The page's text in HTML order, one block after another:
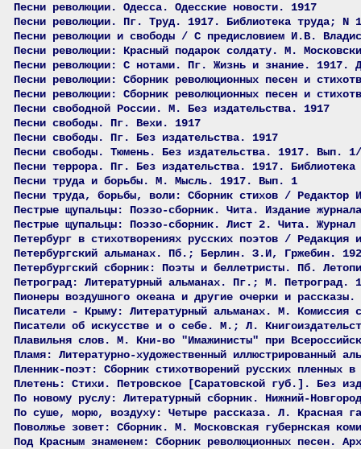
Песни революции. Одесса. Одесские новости. 1917
Песни революции. Пг. Труд. 1917. Библиотека труда; N 1
Песни революции и свободы / С предисловием И.В.
Песни революции: Красный подарок солдату. М.
Песни революции: С нотами. Пг. Жизнь и знание. 1917.
Песни революции: Сборник революционных песен и
Песни революции: Сборник революционных песен и
Песни свободной России. М. Без издательства. 1917
Песни свободы. Пг. Вехи. 1917
Песни свободы. Пг. Без издательства. 1917
Песни свободы. Тюмень. Без издательства. 1917. Вып.
Песни террора. Пг. Без издательства. 1917. Библиотека
Песни труда и борьбы. М. Мысль. 1917. Вып. 1
Песни труда, борьбы, воли: Сборник стихов /
Пестрые щупальцы: Поэзо-сборник. Чита. Издание
Пестрые щупальцы: Поэзо-сборник. Лист 2. Чита.
Петербург в стихотворениях русских поэтов /
Петербургский альманах. Пб.; Берлин. З.И, Гржебин.
Петербургский сборник: Поэты и беллетристы. Пб.
Петроград: Литературный альманах. Пг.; М. Петроград.
Пионеры воздушного океана и другие очерки и
Писатели - Крыму: Литературный альманах. М. Комиссия
Писатели об искусстве и о себе. М.; Л.
Плавильня слов. М. Кни-во "Имажинисты" при
Пламя: Литературно-художественный иллюстрированный
Пленник-поэт: Сборник стихотворений русских
Плетень: Стихи. Петровское [Саратовской губ.]. Без
По новому руслу: Литературный сборник. Нижний-
По суше, морю, воздуху: Четыре рассказа. Л. Красная
Поволжье зовет: Сборник. М. Московская губернская
Под Красным знаменем: Сборник революционных песен.